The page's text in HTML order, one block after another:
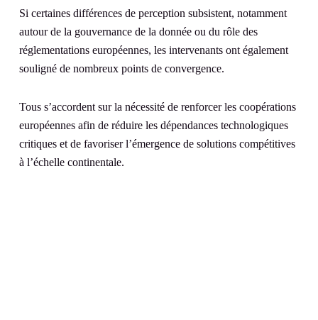
Si certaines différences de perception subsistent, notamment
autour de la gouvernance de la donnée ou du rôle des
réglementations européennes, les intervenants ont également
souligné de nombreux points de convergence.
Tous s’accordent sur la nécessité de renforcer les coopérations
européennes afin de réduire les dépendances technologiques
critiques et de favoriser l’émergence de solutions compétitives
à l’échelle continentale.